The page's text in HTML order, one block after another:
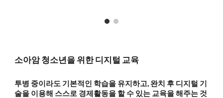
소아암 청소년을 위한 디지털 교육
투병 중이라도 기본적인 학습을 유지하고, 완치 후 디지털 기
술을 이용해 스스로 경제활동을 할 수 있는 교육을 해주는 것